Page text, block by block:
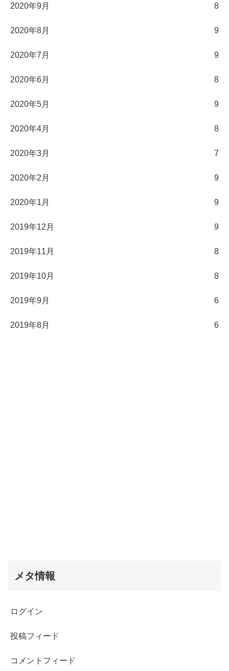
2020年9月 8
2020年8月 9
2020年7月 9
2020年6月 8
2020年5月 9
2020年4月 8
2020年3月 7
2020年2月 9
2020年1月 9
2019年12月 9
2019年11月 8
2019年10月 8
2019年9月 6
2019年8月 6
メタ情報
ログイン
投稿フィード
コメントフィード